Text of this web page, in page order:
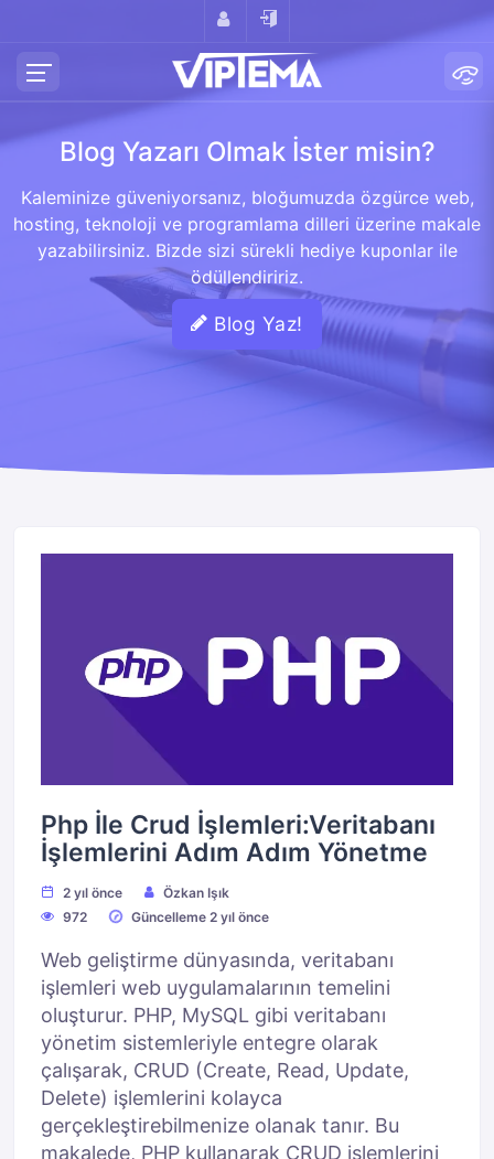
Blog Yazarı Olmak İster misin?
Kaleminize güveniyorsanız, bloğumuzda özgürce web,
hosting, teknoloji ve programlama dilleri üzerine makale
yazabilirsiniz. Bizde sizi sürekli hediye kuponlar ile
ödüllendiririz.
Blog Yaz!
Php İle Crud İşlemleri:Veritabanı
İşlemlerini Adım Adım Yönetme
2 yıl önce
Özkan Işık
972
Güncelleme 2 yıl önce
Web geliştirme dünyasında, veritabanı
işlemleri web uygulamalarının temelini
oluşturur. PHP, MySQL gibi veritabanı
yönetim sistemleriyle entegre olarak
çalışarak, CRUD (Create, Read, Update,
Delete) işlemlerini kolayca
gerçekleştirebilmenize olanak tanır. Bu
makalede, PHP kullanarak CRUD işlemlerini